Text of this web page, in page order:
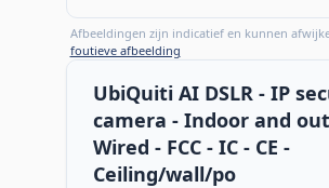
Afbeeldingen zijn indicatief en kunnen
foutieve afbeelding
UbiQuiti AI DSLR - IP
camera - Indoor and
Wired - FCC - IC - CE -
Ceiling/wall/po